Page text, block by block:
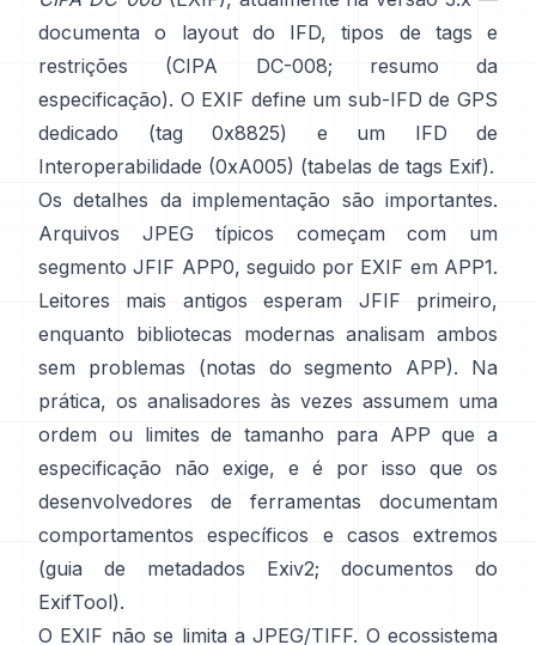
documenta o layout do IFD, tipos de tags e
restrições (CIPA DC-008; resumo da
especificação). O EXIF define um sub-IFD de GPS
dedicado (tag 0x8825) e um IFD de
Interoperabilidade (0xA005) (tabelas de tags Exif).
Os detalhes da implementação são importantes.
Arquivos JPEG típicos começam com um
segmento JFIF APP0, seguido por EXIF em APP1.
Leitores mais antigos esperam JFIF primeiro,
enquanto bibliotecas modernas analisam ambos
sem problemas (notas do segmento APP). Na
prática, os analisadores às vezes assumem uma
ordem ou limites de tamanho para APP que a
especificação não exige, e é por isso que os
desenvolvedores de ferramentas documentam
comportamentos específicos e casos extremos
(guia de metadados Exiv2; documentos do
ExifTool).
O EXIF não se limita a JPEG/TIFF. O ecossistema